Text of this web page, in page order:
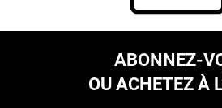
ABONNEZ-
OU ACHETEZ À